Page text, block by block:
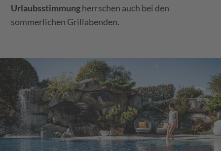
Urlaubsstimmungherrschen auch bei den
sommerlichen Grillabenden.